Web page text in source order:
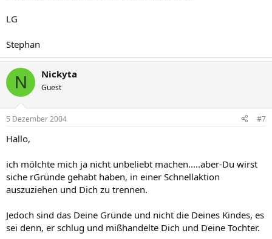
LG
Stephan
N Nickyta
Guest
5 Dezember 2004 #7
Hallo,
ich mölchte mich ja nicht unbeliebt machen.....aber-Du wirst
siche rGründe gehabt haben, in einer Schnellaktion
auszuziehen und Dich zu trennen.
Jedoch sind das Deine Gründe und nicht die Deines Kindes, es
sei denn, er schlug und mißhandelte Dich und Deine Tochter.